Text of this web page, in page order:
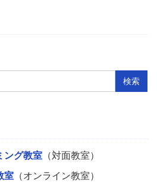
ング教室 （対面教室）
室 （オンライン教室）